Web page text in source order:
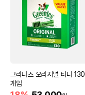
그리니즈 오리지널 티니 130
개입